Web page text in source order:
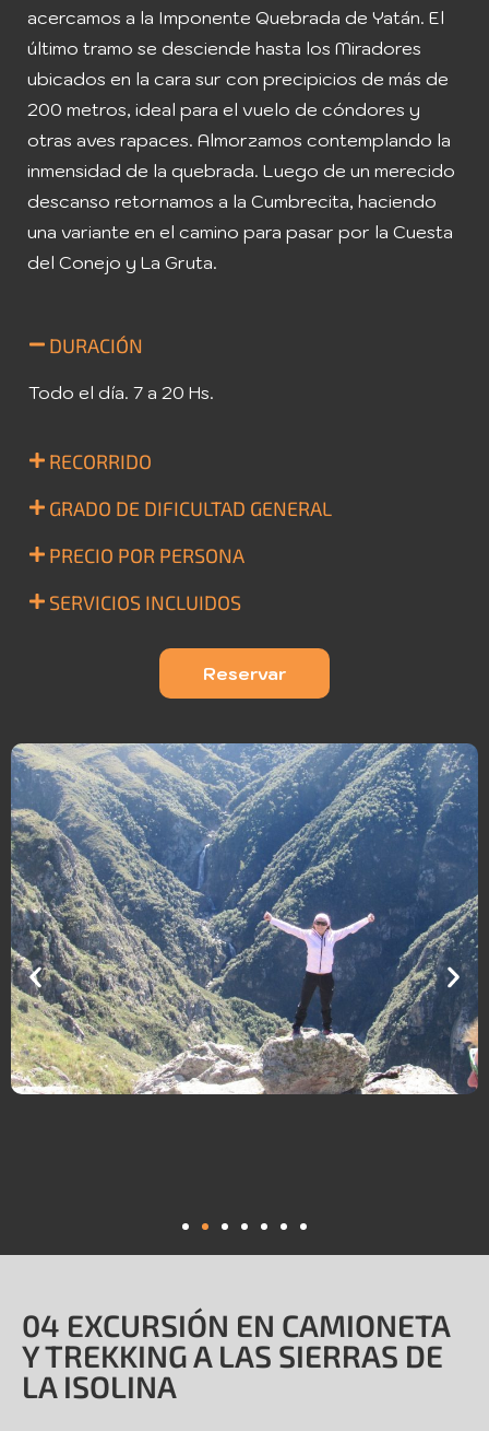
acercamos a la Imponente Quebrada de Yatán. El
último tramo se desciende hasta los Miradores
ubicados en la cara sur con precipicios de más de
200 metros, ideal para el vuelo de cóndores y
otras aves rapaces. Almorzamos contemplando la
inmensidad de la quebrada. Luego de un merecido
descanso retornamos a la Cumbrecita, haciendo
una variante en el camino para pasar por la Cuesta
del Conejo y La Gruta.
DURACIÓN
Todo el día. 7 a 20 Hs.
RECORRIDO
GRADO DE DIFICULTAD GENERAL
PRECIO POR PERSONA
SERVICIOS INCLUIDOS
Reservar
04 EXCURSIÓN EN CAMIONETA
Y TREKKING A LAS SIERRAS DE
LA ISOLINA